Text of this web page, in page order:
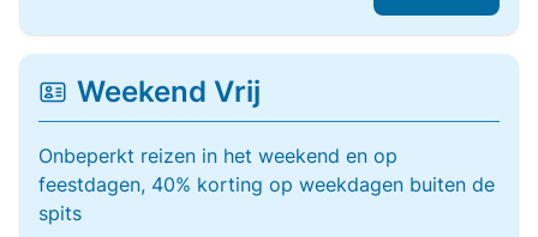
Weekend Vrij
Onbeperkt reizen in het weekend en op
feestdagen, 40% korting op weekdagen buiten de
spits